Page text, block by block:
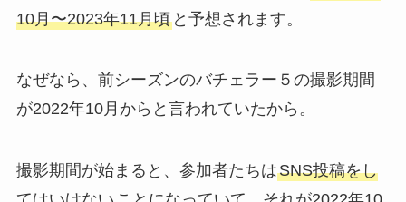
10月〜2023年11月頃と予想されます。
なぜなら、前シーズンのバチェラー５の撮影期間
が2022年10月からと言われていたから。
撮影期間が始まると、参加者たちはSNS投稿をし